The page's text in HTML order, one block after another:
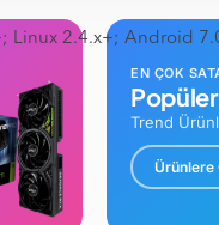
Linux 2.4.x+; Android
EN ÇOK
Trend
Ürünlere